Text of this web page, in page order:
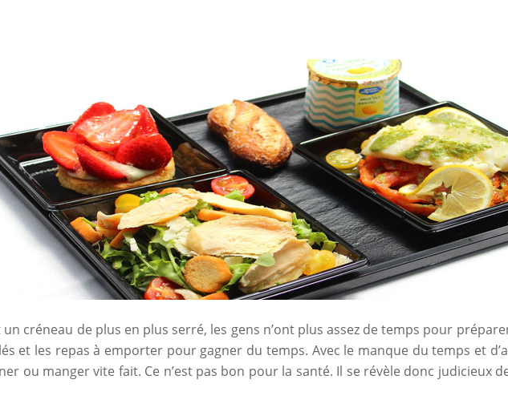
créneau de plus en plus serré, les gens n’ont plus assez de temps pour
et les repas à emporter pour gagner du temps. Avec le manque du temps et
ou manger vite fait. Ce n’est pas bon pour la santé. Il se révèle donc judicieux